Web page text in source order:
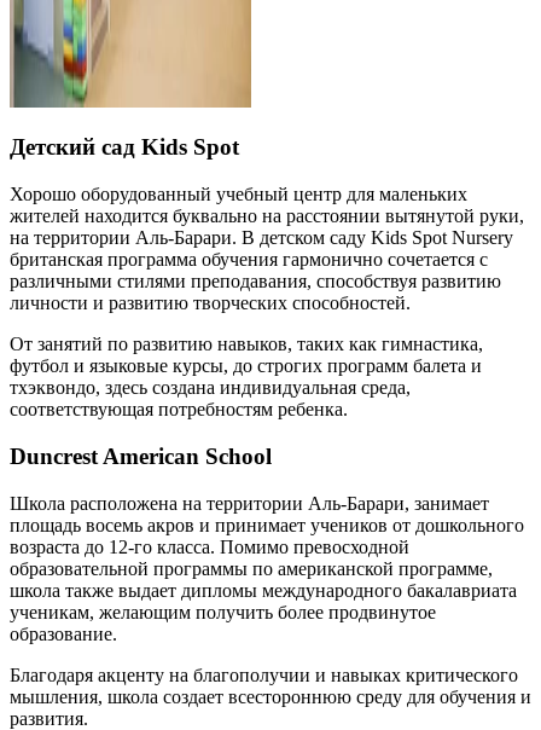
Детский сад Kids Spot
Хорошо оборудованный учебный центр для маленьких
жителей находится буквально на расстоянии вытянутой руки,
на территории Аль-Барари. В детском саду Kids Spot Nursery
британская программа обучения гармонично сочетается с
различными стилями преподавания, способствуя развитию
личности и развитию творческих способностей.
От занятий по развитию навыков, таких как гимнастика,
футбол и языковые курсы, до строгих программ балета и
тхэквондо, здесь создана индивидуальная среда,
соответствующая потребностям ребенка.
Duncrest American School
Школа расположена на территории Аль-Барари, занимает
площадь восемь акров и принимает учеников от дошкольного
возраста до 12-го класса. Помимо превосходной
образовательной программы по американской программе,
школа также выдает дипломы международного бакалавриата
ученикам, желающим получить более продвинутое
образование.
Благодаря акценту на благополучии и навыках критического
мышления, школа создает всестороннюю среду для обучения и
развития.